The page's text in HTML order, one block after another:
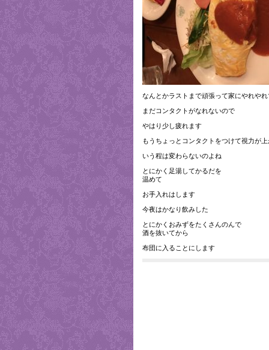
なんとかラストまで頑張って家にやれや
まだコンタクトがなれないので
やはり少し疲れます
もうちょっとコンタクトをつけて視力が
いう程は変わらないのよね
とにかく足湯してかるだを
温めて
お手入れはします
今夜はかなり飲みした
とにかくおみずをたくさんのんで
酒を抜いてから
布団に入ることにします